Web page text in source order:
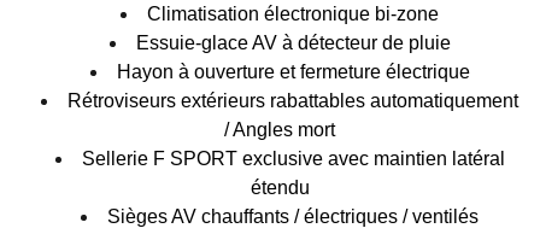
Climatisation électronique bi-zone
Essuie-glace AV à détecteur de pluie
Hayon à ouverture et fermeture électrique
Rétroviseurs extérieurs rabattables automatiquement
/ Angles mort
Sellerie F SPORT exclusive avec maintien latéral
étendu
Sièges AV chauffants / électriques / ventilés